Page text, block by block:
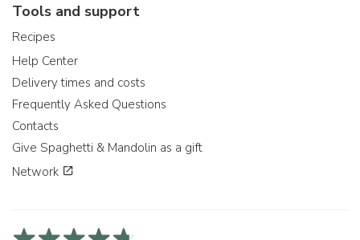
Tools and support
Recipes
Help Center
Delivery times and costs
Frequently Asked Questions
Contacts
Give Spaghetti & Mandolin as a gift
Network